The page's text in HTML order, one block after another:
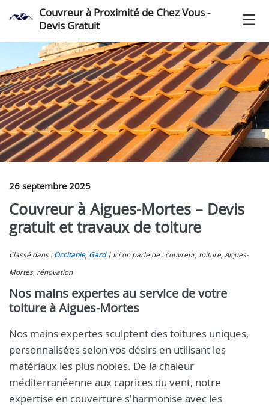
Couvreur à Proximité de Chez Vous -
Devis Gratuit
26 septembre 2025
Couvreur à Aigues-Mortes – Devis
gratuit et travaux de toiture
Classé dans : Occitanie, Gard
Ici on parle de : couvreur, toiture, Aigues-
Mortes, rénovation
Nos mains expertes au service de votre
toiture à Aigues-Mortes
Nos mains expertes sculptent des toitures uniques,
personnalisées selon vos désirs en utilisant les
matériaux les plus nobles. De la chaleur
méditerranéenne aux caprices du vent, notre
expertise en couverture s'harmonise avec les